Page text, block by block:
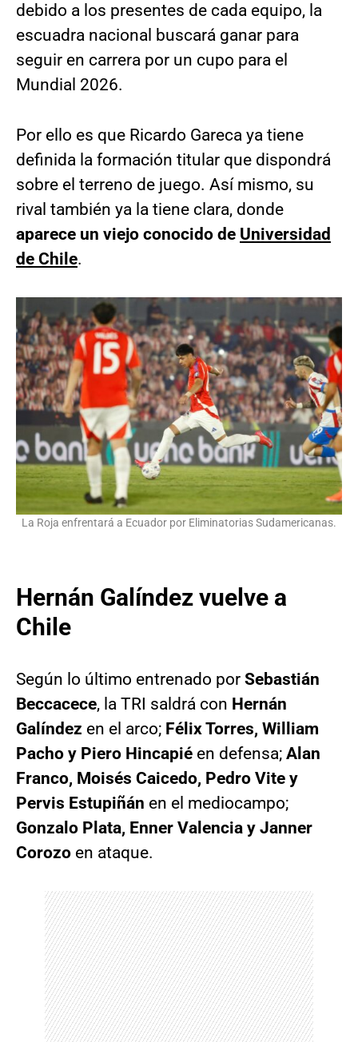
debido a los presentes de cada equipo, la
escuadra nacional buscará ganar para
seguir en carrera por un cupo para el
Mundial 2026.
Por ello es que Ricardo Gareca ya tiene
definida la formación titular que dispondrá
sobre el terreno de juego. Así mismo, su
rival también ya la tiene clara, donde
aparece un viejo conocido de Universidad
de Chile.
La Roja enfrentará a Ecuador por Eliminatorias Sudamericanas.
Hernán Galíndez vuelve a
Chile
Según lo último entrenado por Sebastián
Beccacece, la TRI saldrá con Hernán
Galíndez en el arco; Félix Torres, William
Pacho y Piero Hincapié en defensa; Alan
Franco, Moisés Caicedo, Pedro Vite y
Pervis Estupiñán en el mediocampo;
Gonzalo Plata, Enner Valencia y Janner
Corozo en ataque.